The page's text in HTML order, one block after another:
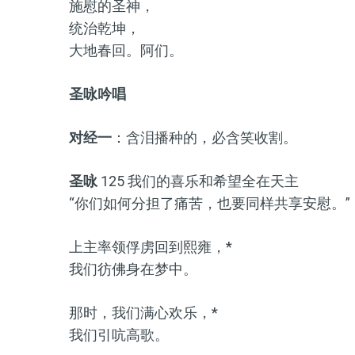
施慰的圣神，
统治乾坤，
大地春回。阿们。
圣咏吟唱
对经一 ：含泪播种的，必含笑收割。
圣咏125 我们的喜乐和希望全在天主
“你们如何分担了痛苦，也要同样共享安慰。”
上主率领俘虏回到熙雍，*
我们彷佛身在梦中。
那时，我们满心欢乐，*
我们引吭高歌。